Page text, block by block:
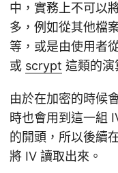
中，實務上不可以
多，例如從其他檔
等，或是由使用者
或 scrypt 這類的演
由於在加密的時候
時也會用到這一組
的開頭，所以後續
將 IV 讀取出來。